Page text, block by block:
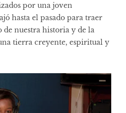
por una joven
hasta el pasado para traer
de nuestra historia y de la
tierra creyente, espiritual y